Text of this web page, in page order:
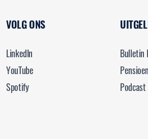
VOLG ONS
LinkedIn
YouTube
Spotify
Bulletin
Podcast